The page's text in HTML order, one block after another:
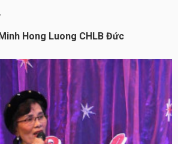
Hong Luong CHLB Đức